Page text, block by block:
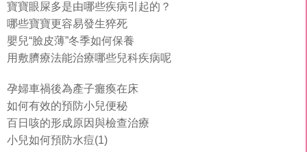
寶寶眼屎多是由哪些疾病引起的？
哪些寶寶更容易發生猝死
嬰兒“臉皮薄”冬季如何保養
用敷臍療法能治療哪些兒科疾病呢
孕婦車禍後為產子癱瘓在床
如何有效的預防小兒便秘
百日咳的形成原因與檢查治療
小兒如何預防水痘(1)